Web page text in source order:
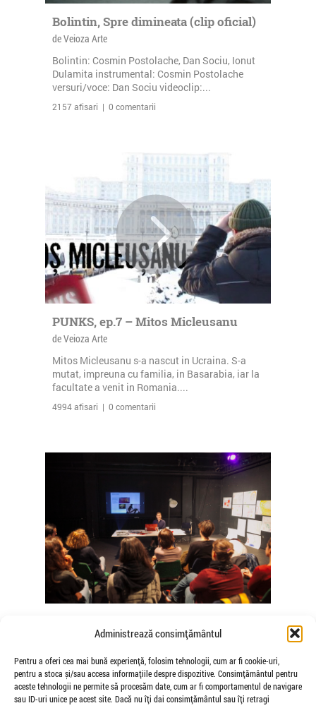
Administrează consimțământul
Pentru a oferi cea mai bună experiență, folosim tehnologii, cum ar fi cookie-uri,
pentru a stoca și/sau accesa informațiile despre dispozitive. Consimțământul pentru
aceste tehnologii ne permite să procesăm date, cum ar fi comportamentul de navigare
sau ID-uri unice pe acest site. Dacă nu îți dai consimțământul sau îți retragi
Bolintin, Spre dimineata (clip oficial)
de Veioza Arte
Bolintin: Cosmin Postolache, Dan Sociu, Ionut
Dulamita instrumental: Cosmin Postolache
versuri/voce: Dan Sociu videoclip:...
2157 afisari | 0 comentarii
PUNKS, ep.7 – Mitos Micleusanu
de Veioza Arte
Mitos Micleusanu s-a nascut in Ucraina. S-a
mutat, impreuna cu familia, in Basarabia, iar la
facultate a venit in Romania....
4994 afisari | 0 comentarii
Somatice susținute de coregrafele
Mădălina Dan și Valentina De Piante
Niculae
de Veioza Arte